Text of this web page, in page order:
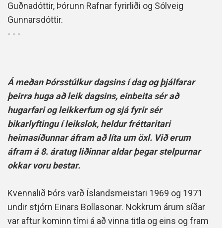
Guðnadóttir, Þórunn Rafnar fyrirliði og Sólveig
Gunnarsdóttir.
- - -
Á meðan Þórsstúlkur dagsins í dag og þjálfarar
þeirra huga að leik dagsins, einbeita sér að
hugarfari og leikkerfum og sjá fyrir sér
bikarlyftingu í leikslok, heldur fréttaritari
heimasíðunnar áfram að líta um öxl. Við erum
áfram á 8. áratug liðinnar aldar þegar stelpurnar
okkar voru bestar.
Kvennalið Þórs varð Íslandsmeistari 1969 og 1971
undir stjórn Einars Bollasonar. Nokkrum árum síðar
var aftur kominn tími á að vinna titla og eins og fram